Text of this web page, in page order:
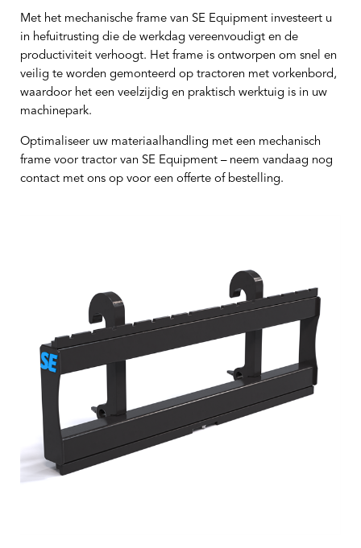
Met het mechanische frame van SE Equipment investeert u
in hefuitrusting die de werkdag vereenvoudigt en de
productiviteit verhoogt. Het frame is ontworpen om snel en
veilig te worden gemonteerd op tractoren met vorkenbord,
waardoor het een veelzijdig en praktisch werktuig is in uw
machinepark.
Optimaliseer uw materiaalhandling met een mechanisch
frame voor tractor van SE Equipment – neem vandaag nog
contact met ons op voor een offerte of bestelling.